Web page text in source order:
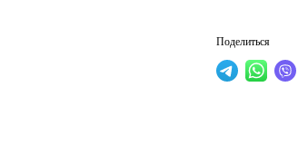
Поделиться